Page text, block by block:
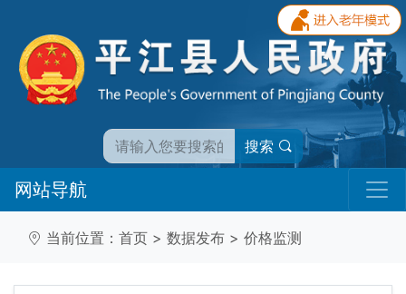
搜索
网站导航
当前位置： 首页 > 数据发布 > 价格监测